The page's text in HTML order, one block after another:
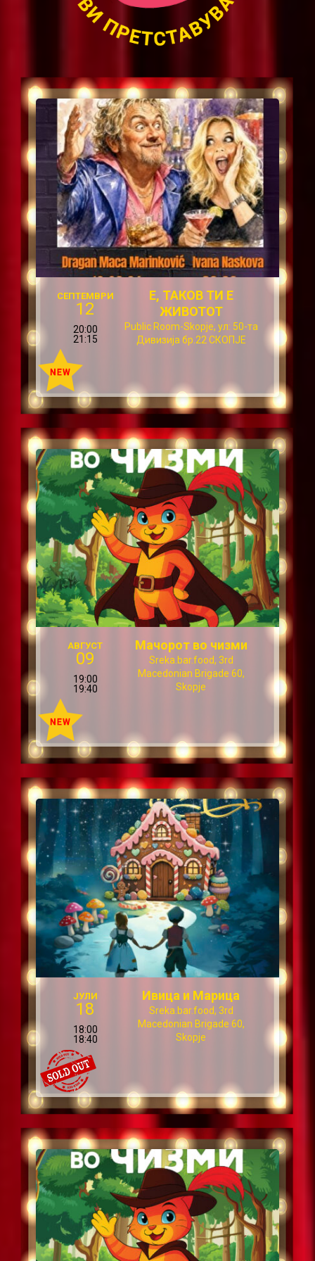
СЕПТЕМВРИ
12
20:00
21:15
Е, ТАКОВ ТИ Е
ЖИВОТОТ
Public Room-Skopje, ул: 50-та
Дивизија бр.22 СКОПЈЕ
АВГУСТ
09
19:00
19:40
Мачорот во чизми
Sreka.bar.food, 3rd
Macedonian Brigade 60,
Skopje
ЈУЛИ
18
18:00
18:40
Ивица и Марица
Sreka.bar.food, 3rd
Macedonian Brigade 60,
Skopje